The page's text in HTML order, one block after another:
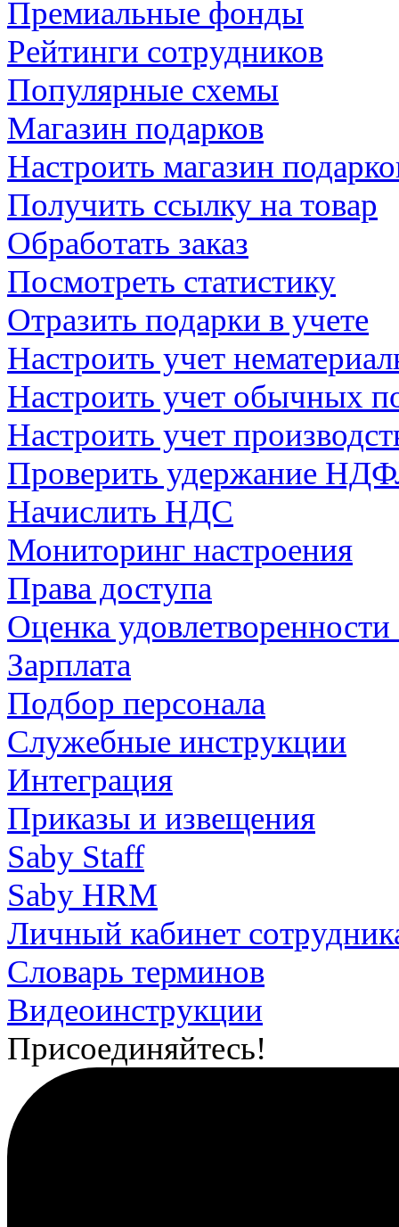
Премиальные фонды
Рейтинги сотрудников
Популярные схемы
Магазин подарков
Настроить магазин
Получить ссылку на товар
Обработать заказ
Посмотреть статистику
Отразить подарки в учете
Настроить учет
Настроить учет обычных
Настроить учет
Проверить удержание
Начислить НДС
Мониторинг настроения
Права доступа
Оценка
Зарплата
Подбор персонала
Служебные инструкции
Интеграция
Приказы и извещения
Saby Staff
Saby HRM
Личный кабинет
Словарь терминов
Видеоинструкции
Присоединяйтесь!